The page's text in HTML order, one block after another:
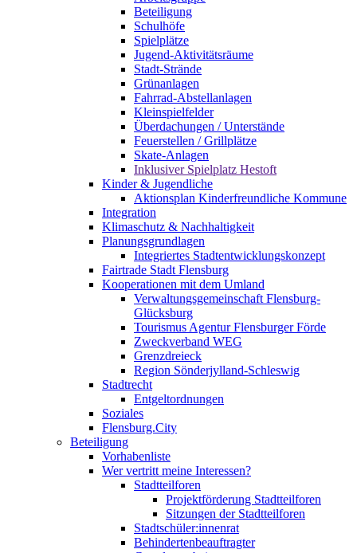
Beteiligung
Schulhöfe
Spielplätze
Jugend-Aktivitätsräume
Stadt-Strände
Grünanlagen
Fahrrad-Abstellanlagen
Kleinspielfelder
Überdachungen / Unterstände
Feuerstellen / Grillplätze
Skate-Anlagen
Inklusiver Spielplatz Hestoft
Kinder & Jugendliche
Aktionsplan Kinderfreundliche Kommune
Integration
Klimaschutz & Nachhaltigkeit
Planungsgrundlagen
Integriertes Stadtentwicklungskonzept
Fairtrade Stadt Flensburg
Kooperationen mit dem Umland
Verwaltungsgemeinschaft Flensburg-
Glücksburg
Tourismus Agentur Flensburger Förde
Zweckverband WEG
Grenzdreieck
Region Sönderjylland-Schleswig
Stadtrecht
Entgeltordnungen
Soziales
Flensburg.City
Beteiligung
Vorhabenliste
Wer vertritt meine Interessen?
Stadtteilforen
Projektförderung Stadtteilforen
Sitzungen der Stadtteilforen
Stadtschüler:innenrat
Behindertenbeauftragter